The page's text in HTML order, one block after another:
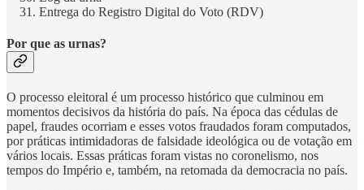
31. Entrega do Registro Digital do Voto (RDV)
Por que as urnas?
O processo eleitoral é um processo histórico que culminou em
momentos decisivos da história do país. Na época das cédulas de
papel, fraudes ocorriam e esses votos fraudados foram computados,
por práticas intimidadoras de falsidade ideológica ou de votação em
vários locais. Essas práticas foram vistas no coronelismo, nos
tempos do Império e, também, na retomada da democracia no país.